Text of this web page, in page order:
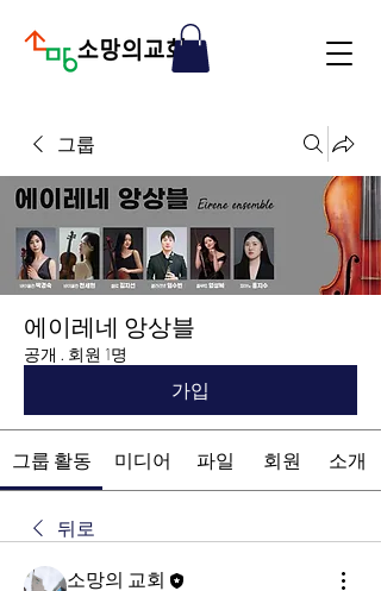
그룹
에이레네 앙상블
공개 · 회원 1명
가입
그룹 활동 미디어 파일 회원 소개
뒤로
소망의 교회